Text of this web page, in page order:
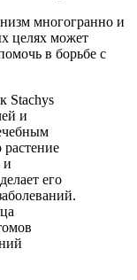
многогранно и
целях может
в борьбе с
Stachys
и
и
его